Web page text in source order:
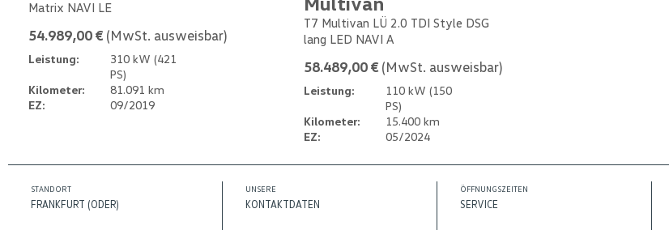
Matrix NAVI LE
54.989,00 € (MwSt. ausweisbar)
Leistung:
310 kW (421
PS)
Kilometer:
81.091 km
EZ:
09/2019
T7 Multivan LÜ 2.0 TDI Style DSG
lang LED NAVI A
58.489,00 € (MwSt. ausweisbar)
Leistung:
110 kW (150
PS)
Kilometer:
15.400 km
EZ:
05/2024
STANDORT
FRANKFURT (ODER)
UNSERE
KONTAKTDATEN
ÖFFNUNGSZEITEN
SERVICE